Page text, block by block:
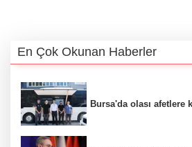
En Çok Okunan Haberler
Bursa'da olası afetlere